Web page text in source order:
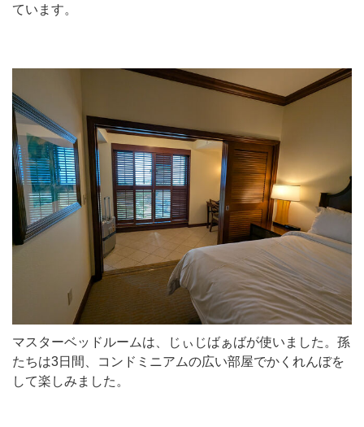
ています。
マスターベッドルームは、じぃじばぁばが使いました。孫
たちは3日間、コンドミニアムの広い部屋でかくれんぼを
して楽しみました。